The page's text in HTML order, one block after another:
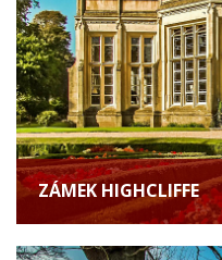
ZÁMEK HIGHCLIFFE